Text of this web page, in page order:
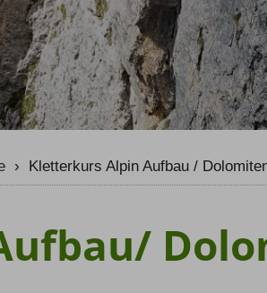
› Kletterkurs Alpin Aufbau /